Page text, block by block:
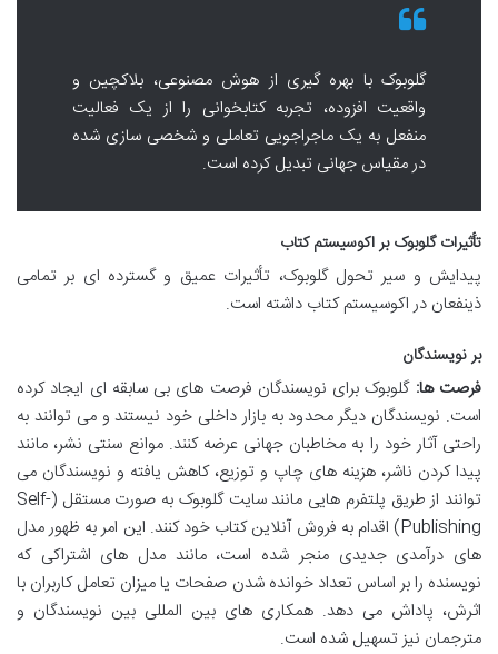
گلوبوک با بهره گیری از هوش مصنوعی، بلاکچین و
واقعیت افزوده، تجربه کتابخوانی را از یک فعالیت
منفعل به یک ماجراجویی تعاملی و شخصی سازی شده
در مقیاس جهانی تبدیل کرده است.
تأثیرات گلوبوک بر اکوسیستم کتاب
پیدایش و سیر تحول گلوبوک، تأثیرات عمیق و گسترده ای بر تمامی
ذینفعان در اکوسیستم کتاب داشته است.
بر نویسندگان
فرصت ها: گلوبوک برای نویسندگان فرصت های بی سابقه ای ایجاد کرده
است. نویسندگان دیگر محدود به بازار داخلی خود نیستند و می توانند به
راحتی آثار خود را به مخاطبان جهانی عرضه کنند. موانع سنتی نشر، مانند
پیدا کردن ناشر، هزینه های چاپ و توزیع، کاهش یافته و نویسندگان می
توانند از طریق پلتفرم هایی مانند سایت گلوبوک به صورت مستقل (Self-
Publishing) اقدام به فروش آنلاین کتاب خود کنند. این امر به ظهور مدل
های درآمدی جدیدی منجر شده است، مانند مدل های اشتراکی که
نویسنده را بر اساس تعداد خوانده شدن صفحات یا میزان تعامل کاربران با
اثرش، پاداش می دهد. همکاری های بین المللی بین نویسندگان و
مترجمان نیز تسهیل شده است.